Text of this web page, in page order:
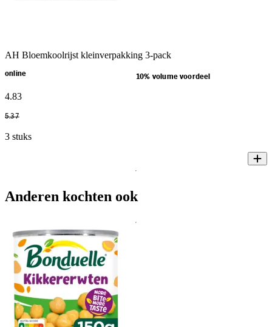
AH Bloemkoolrijst kleinverpakking 3-pack
online 10% volume voordeel
4.83
5.37
3 stuks
Anderen kochten ook